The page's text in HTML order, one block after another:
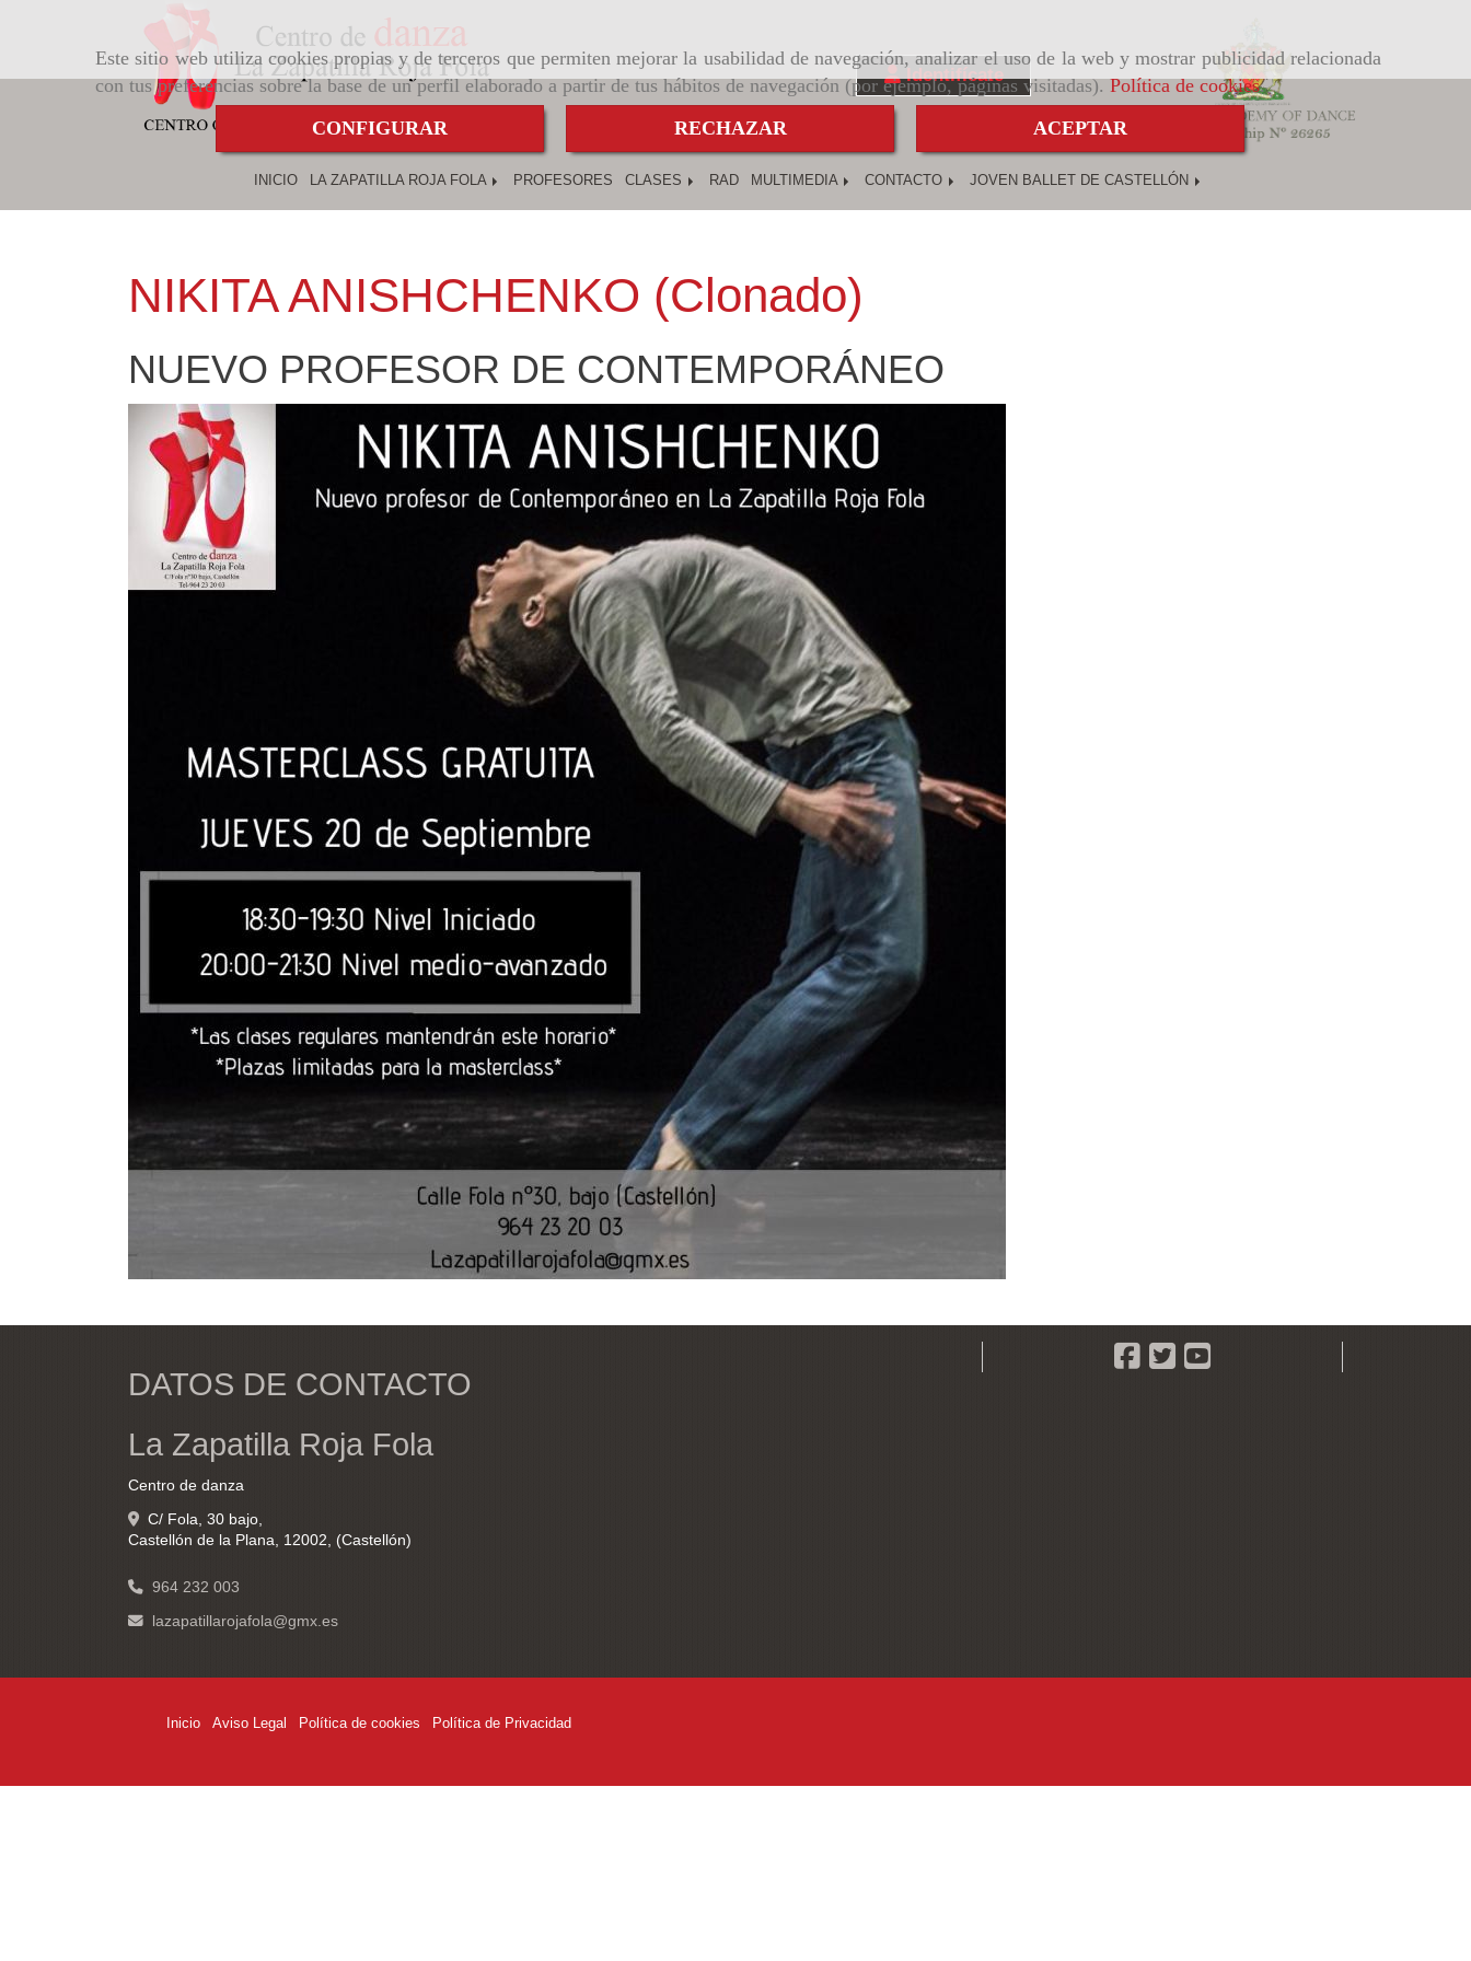
Este sitio web utiliza cookies propias y de terceros que permiten mejorar la usabilidad de navegación, analizar el uso de la web y mostrar publicidad relacionada
con tus preferencias sobre la base de un perfil elaborado a partir de tus hábitos de navegación (por ejemplo, páginas visitadas).Política de cookies.
CONFIGURAR
RECHAZAR ACEPTAR
Identifícate
INICIO LA ZAPATILLA ROJA FOLA PROFESORES CLASES RAD MULTIMEDIA CONTACTO JOVEN BALLET DE CASTELLÓN
NIKITA ANISHCHENKO (Clonado)
NUEVO PROFESOR DE CONTEMPORÁNEO
DATOS DE CONTACTO
La Zapatilla Roja Fola
Centro de danza
C/ Fola, 30 bajo,
Castellón de la Plana, 12002, (Castellón)
964 232 003
lazapatillarojafola gmx.es
Inicio Aviso Legal Política de cookies Política de Privacidad